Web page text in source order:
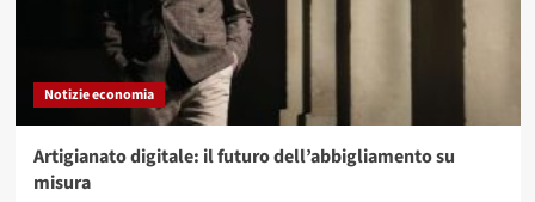
Notizie economia
Artigianato digitale: il futuro dell’abbigliamento su
misura